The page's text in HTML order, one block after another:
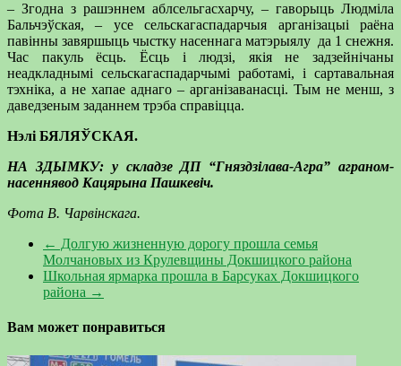
– Згодна з рашэннем аблсельгасхарчу, – гаворыць Людміла
Бальчэўская, – усе сельскагаспадарчыя арганізацыі раёна
павінны завяршыць чыстку насеннага матэрыялу да 1 снежня.
Час пакуль ёсць. Ёсць і людзі, якія не задзейнічаны
неадкладнымі сельскагаспадарчымі работамі, і сартавальная
тэхніка, а не хапае аднаго – арганізаванасці. Тым не менш, з
даведзеным заданнем трэба справіцца.
Нэлі БЯЛЯЎСКАЯ.
НА ЗДЫМКУ: у складзе ДП “Гняздзілава-Агра” аграном-
насеннявод Кацярына Пашкевіч.
Фота В. Чарвінскага.
← Долгую жизненную дорогу прошла семья
Молчановых из Крулевщины Докшицкого района
Школьная ярмарка прошла в Барсуках Докшицкого
района →
Вам может понравиться